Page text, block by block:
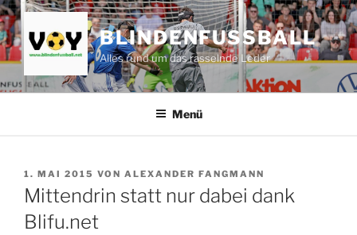
Zum
Inhalt
springen
BLINDENFUSSBALL
Alles rund um das rasselnde Leder
Menü
VERÖFFENTLICHT
AM
1. MAI 2015 VON ALEXANDER FANGMANN
Mittendrin statt nur dabei dank
Blifu.net